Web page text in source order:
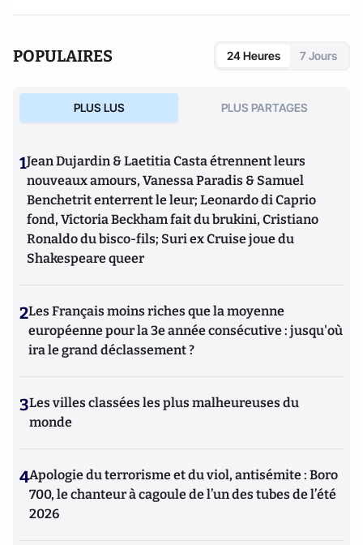
POPULAIRES 24 Heures 7 Jours
PLUS LUS PLUS PARTAGES
1Jean Dujardin & Laetitia Casta étrennent leurs
nouveaux amours, Vanessa Paradis & Samuel
Benchetrit enterrent le leur; Leonardo di Caprio
fond, Victoria Beckham fait du brukini, Cristiano
Ronaldo du bisco-fils; Suri ex Cruise joue du
Shakespeare queer
2Les Français moins riches que la moyenne
européenne pour la 3e année consécutive : jusqu'où
ira le grand déclassement ?
3Les villes classées les plus malheureuses du
monde
4Apologie du terrorisme et du viol, antisémite : Boro
700, le chanteur à cagoule de l’un des tubes de l’été
2026